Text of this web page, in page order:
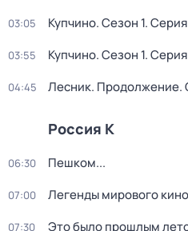
03:05 Купчино. Сезон 1.
03:55 Купчино. Сезон 1.
04:45 Лесник. Продолжение.
Россия К
06:30 Пешком...
07:00 Легенды мирового кино
07:30 Это было прошлым